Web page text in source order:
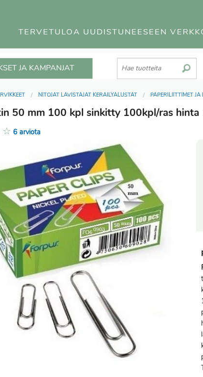
TERVETULOA UUDISTUNEESEEN
JA KAMPANJAT
NITOJAT LÄVISTÄJÄT KERÄILYALUSTAT PAPERILIITTIMET
50 mm 100 kpl sinkitty 100kpl/ras hinta
☆ 6 arviota